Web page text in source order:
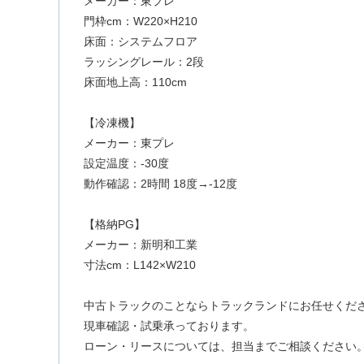
門枠cm：W220×H210
床面：システムフロア
ラッシングレール：2段
床面地上高：110cm
【冷凍機】
メーカー：東プレ
設定温度：-30度
動作確認：2時間 18度→-12度
【格納PG】
メーカー：新明和工業
寸法cm：L142×W210
中古トラックのことならトラックランドにお任せくだ
現車確認・試乗承っております。
ローン・リースについては、担当までご相談ください。